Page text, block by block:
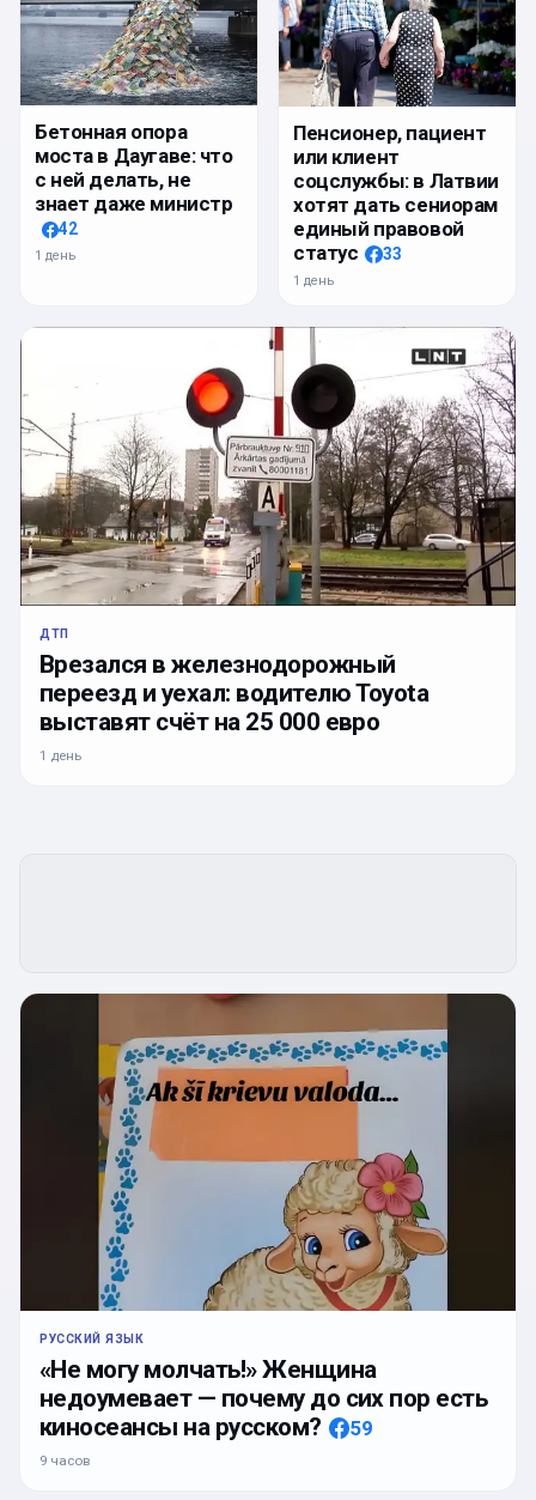
Бетонная опора
моста в Даугаве: что
с ней делать, не
знает даже министр
42
1 день
Пенсионер, пациент
или клиент
соцслужбы: в Латвии
хотят дать сениорам
единый правовой
статус
33
1 день
ДТП
Врезался в железнодорожный
переезд и уехал: водителю Toyota
выставят счёт на 25 000 евро
1 день
РУССКИЙ ЯЗЫК
«Не могу молчать!» Женщина
недоумевает — почему до сих пор есть
киносеансы на русском?
59
9 часов